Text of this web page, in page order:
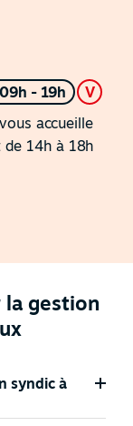
09h - 19h
V
accueille
14h à 18h
la gestion
syndic à